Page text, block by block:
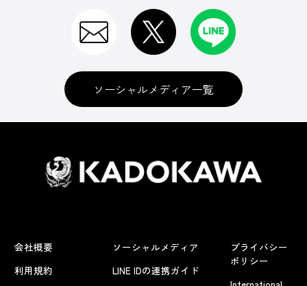
ソーシャルメディア一覧
会社概要
利用規約
ソーシャルメディア
LINE IDの連携ガイド
プライバシー
ポリシー